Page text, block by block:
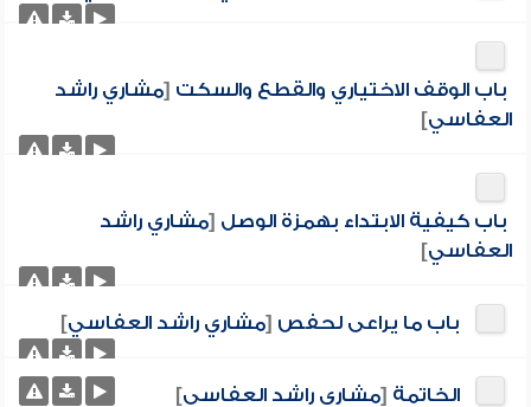
باب الوقف الاختياري والقطع والسكت [مشاري راشد
العفاسي]
باب كيفية الابتداء بهمزة الوصل [مشاري راشد
العفاسي]
باب ما يراعى لحفص [مشاري راشد العفاسي]
الخاتمة [مشاري راشد العفاسي]